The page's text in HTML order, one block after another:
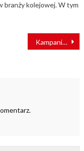
branży kolejowej. W tym
Kampania Bezpieczny Przejazd – “Szlaban na ryzyko!” trafiła na pocztowe znaczki